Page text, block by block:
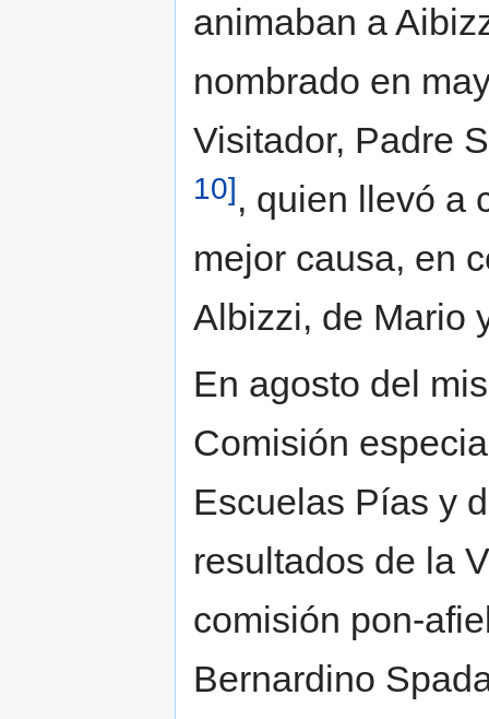
animaban a
nombrado en
Visitador, Padre
10], quien llevó a
mejor causa, en
Albizzi, de Mario
En agosto del
Comisión
Escuelas Pías y
resultados de la
comisión pon-
Bernardino